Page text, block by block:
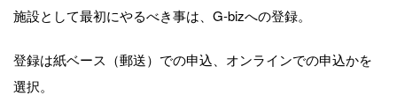
施設として最初にやるべき事は、G-bizへの登録。
登録は紙ベース（郵送）での申込、オンラインでの申込かを
選択。